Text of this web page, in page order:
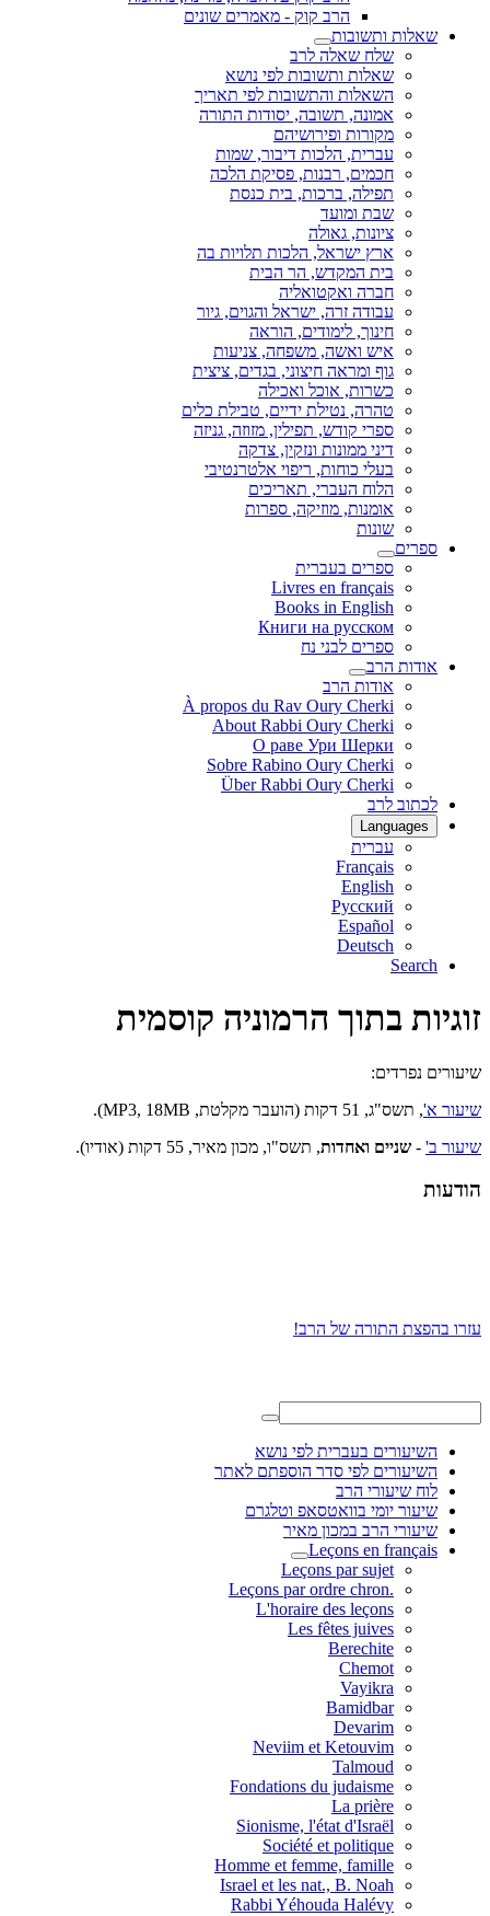
הרב קוק - מאמרים שונים
שאלות ותשובות
שלח שאלה לרב
שאלות ותשובות לפי נושא
השאלות והתשובות לפי תאריך
אמונה, תשובה, יסודות התורה
מקורות ופירושיהם
עברית, הלכות דיבור, שמות
חכמים, רבנות, פסיקת הלכה
תפילה, ברכות, בית כנסת
שבת ומועד
ציונות, גאולה
ארץ ישראל, הלכות תלויות בה
בית המקדש, הר הבית
חברה ואקטואליה
עבודה זרה, ישראל והגוים, גיור
חינוך, לימודים, הוראה
איש ואשה, משפחה, צניעות
גוף ומראה חיצוני, בגדים, ציצית
כשרות, אוכל ואכילה
טהרה, נטילת ידיים, טבילת כלים
ספרי קודש, תפילין, מזוזה, גניזה
דיני ממונות ונזקין, צדקה
בעלי כוחות, ריפוי אלטרנטיבי
הלוח העברי, תאריכים
אומנות, מוזיקה, ספרות
שונות
ספרים
ספרים בעברית
Livres en français
Books in English
Книги на русском
ספרים לבני נח
אודות הרב
אודות הרב
À propos du Rav Oury Cherki
About Rabbi Oury Cherki
О раве Ури Шерки
Sobre Rabino Oury Cherki
Über Rabbi Oury Cherki
לכתוב לרב
Languages
עברית
Français
English
Русский
Español
Deutsch
Search
זוגיות בתוך הרמוניה קוסמית
שיעורים נפרדים:
שיעור א', תשס"ג, 51 דקות (הועבר מקלטת, MP3, 18MB).
שיעור ב' - שניים ואחדות, תשס"ו, מכון מאיר, 55 דקות (אודיו).
הודעות
עזרו בהפצת התורה של הרב!
השיעורים בעברית לפי נושא
השיעורים לפי סדר הוספתם לאתר
לוח שיעורי הרב
שיעור יומי בוואטסאפ וטלגרם
שיעורי הרב במכון מאיר
Leçons en français
Leçons par sujet
.Leçons par ordre chron
L'horaire des leçons
Les fêtes juives
Berechite
Chemot
Vayikra
Bamidbar
Devarim
Neviim et Ketouvim
Talmoud
Fondations du judaisme
La prière
Sionisme, l'état d'Israël
Société et politique
Homme et femme, famille
Israel et les nat., B. Noah
Rabbi Yéhouda Halévy